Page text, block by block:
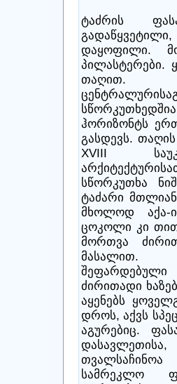
ტაძრის
დაყოფილი.
პილასტერები.
თაღით.
ჰორიზონტს
გასდევს.
XVIII
სწორკუთხა
ტაძარი
მხოლოდ აქა-
ცოკოლი კი
მორთვა
მასალით.
ძირითადი
აყენებს
დროს, აქვს
აგურებიც.
სამრეკლო